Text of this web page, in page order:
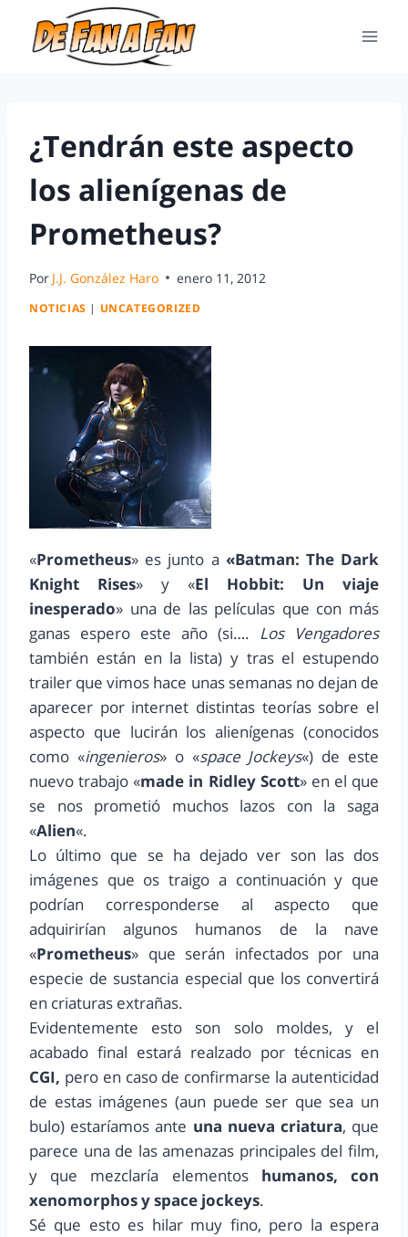
¿Tendrán este aspecto
los alienígenas de
Prometheus?
Por J.J. González Haro enero 11, 2012
NOTICIAS | UNCATEGORIZED
«Prometheus» es junto a «Batman: The Dark
Knight Rises» y «El Hobbit: Un viaje
inesperado» una de las películas que con más
ganas espero este año (si…. Los Vengadores
también están en la lista) y tras el estupendo
trailer que vimos hace unas semanas no dejan de
aparecer por internet distintas teorías sobre el
aspecto que lucirán los alienígenas (conocidos
como «ingenieros» o «space Jockeys«) de este
nuevo trabajo «made in Ridley Scott» en el que
se nos prometió muchos lazos con la saga
«Alien«.
Lo último que se ha dejado ver son las dos
imágenes que os traigo a continuación y que
podrían corresponderse al aspecto que
adquirirían algunos humanos de la nave
«Prometheus» que serán infectados por una
especie de sustancia especial que los convertirá
en criaturas extrañas.
Evidentemente esto son solo moldes, y el
acabado final estará realzado por técnicas en
CGI, pero en caso de confirmarse la autenticidad
de estas imágenes (aun puede ser que sea un
bulo) estaríamos ante una nueva criatura, que
parece una de las amenazas principales del film,
y que mezclaría elementoshumanos, con
xenomorphos y space jockeys.
Sé que esto es hilar muy fino, pero la espera